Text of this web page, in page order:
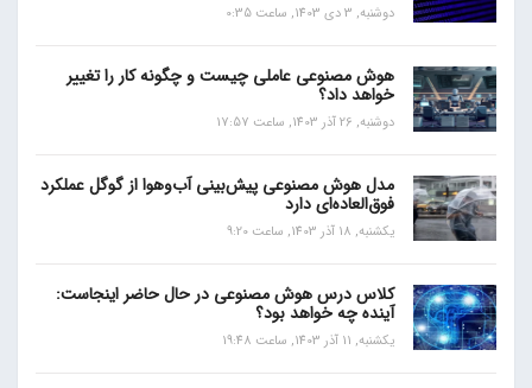
دوشنبه, 3 دی 1403, ساعت 0:35
هوش مصنوعی عاملی چیست و چگونه کار را تغییر
خواهد داد؟
دوشنبه, 26 آذر 1403, ساعت 17:57
مدل هوش مصنوعی پیش‌بینی آب‌و‌هوا از گوگل عملکرد
فوق‌العاده‌ای دارد
یکشنبه, 18 آذر 1403, ساعت 9:20
کلاس درس هوش مصنوعی در حال حاضر اینجاست:
آینده چه خواهد بود؟
یکشنبه, 11 آذر 1403, ساعت 19:48